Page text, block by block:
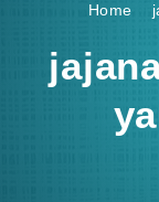
Home